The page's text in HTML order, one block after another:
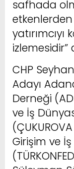
safhada
izlemesidir”
CHP
Adayı
Derneği
ve İş
Girişim ve